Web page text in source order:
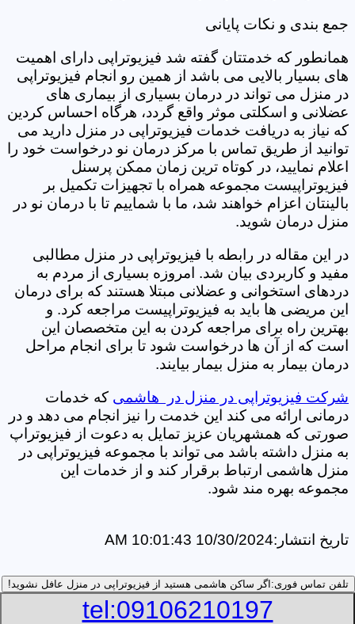
جمع بندی و نکات پایانی
همانطور که خدمتتان گفته شد فیزیوتراپی دارای اهمیت
های بسیار بالایی می باشد از همین رو انجام فیزیوتراپی
در منزل می تواند در درمان بسیاری از بیماری های
عضلانی و اسکلتی موثر واقع گردد، هرگاه احساس کردین
که نیاز به دریافت خدمات فیزیوتراپی در منزل دارید می
توانید از طریق تماس با مرکز درمان نو درخواست خود را
اعلام نمایید، در کوتاه ترین زمان ممکن پرسنل
فیزیوتراپیست مجموعه همراه با تجهیزات تکمیل بر
بالینتان اعزام خواهند شد، ما با شماییم تا با درمان نو در
منزل درمان شوید.
در این مقاله در رابطه با فیزیوتراپی در منزل مطالبی
مفید و کاربردی بیان شد. امروزه بسیاری از مردم به
دردهای استخوانی و عضلانی مبتلا هستند که برای درمان
این مریضی ها باید به فیزیوتراپیست مراجعه کرد. و
بهترین راه برای مراجعه کردن به این متخصصان این
است که از آن ها درخواست شود تا برای انجام مراحل
درمان بیمار به منزل بیمار بیایند.
شرکت فیزیوتراپی در منزل در هاشمی که خدمات
درمانی ارائه می کند این خدمت را نیز انجام می دهد و در
صورتی که همشهریان عزیز تمایل به دعوت از فیزیوتراپ
به منزل داشته باشد می تواند با مجموعه فیزیوتراپی در
منزل هاشمی ارتباط برقرار کند و از خدمات این
مجموعه بهره مند شود.
تاریخ انتشار:10/30/2024 10:01:43 AM
تلفن تماس فوری: اگر ساکن هاشمی هستید از فیزیوتراپی در منزل عافل نشوید!
tel:09106210197